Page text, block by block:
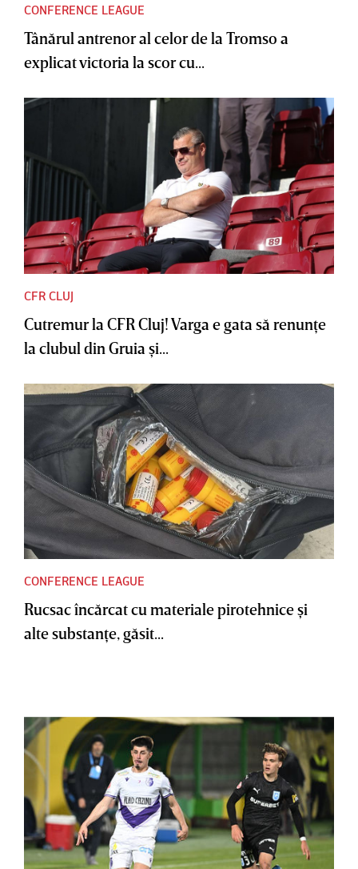
CONFERENCE LEAGUE
Tânărul antrenor al celor de la Tromso a
explicat victoria la scor cu...
CFR CLUJ
Cutremur la CFR Cluj! Varga e gata să renunţe
la clubul din Gruia şi...
CONFERENCE LEAGUE
Rucsac încărcat cu materiale pirotehnice şi
alte substanţe, găsit...